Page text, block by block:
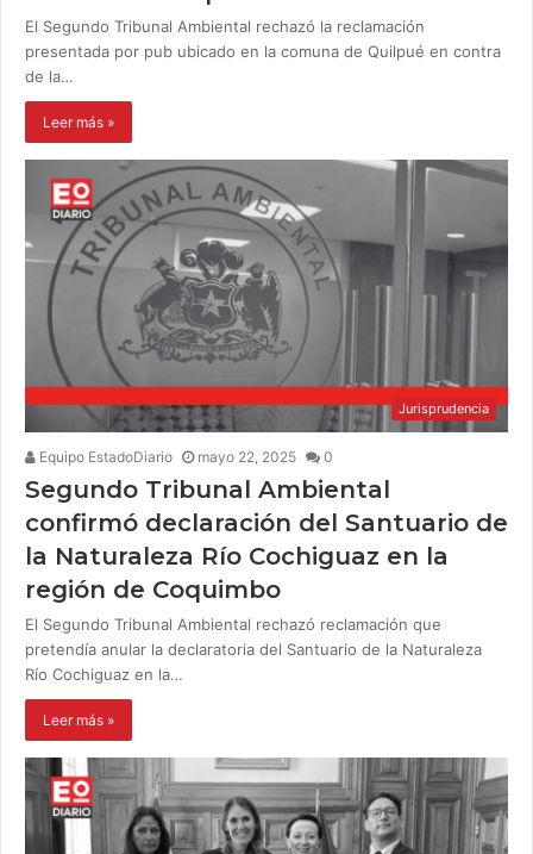
El Segundo Tribunal Ambiental rechazó la reclamación
presentada por pub ubicado en la comuna de Quilpué en contra
de la…
Leer más »
Jurisprudencia
Equipo EstadoDiario mayo 22, 2025 0
Segundo Tribunal Ambiental
confirmó declaración del Santuario de
la Naturaleza Río Cochiguaz en la
región de Coquimbo
El Segundo Tribunal Ambiental rechazó reclamación que
pretendía anular la declaratoria del Santuario de la Naturaleza
Río Cochiguaz en la…
Leer más »